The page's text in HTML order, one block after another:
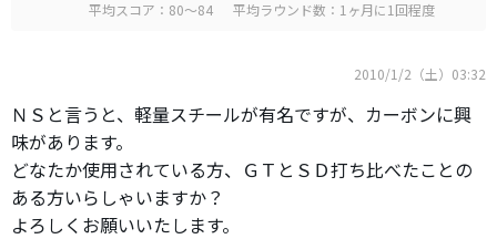
平均スコア：80～84
平均ラウンド数：1ヶ月に1回程度
2010/1/2（土）03:32
ＮＳと言うと、軽量スチールが有名ですが、カーボンに興
味があります。
どなたか使用されている方、ＧＴとＳＤ打ち比べたことの
ある方いらしゃいますか？
よろしくお願いいたします。